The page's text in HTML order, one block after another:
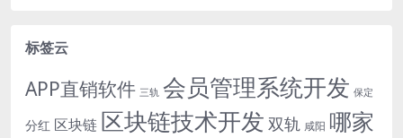
标签云
APP直销软件 三轨 会员管理系统开发 保定
分红 区块链 区块链技术开发 双轨 咸阳 哪家